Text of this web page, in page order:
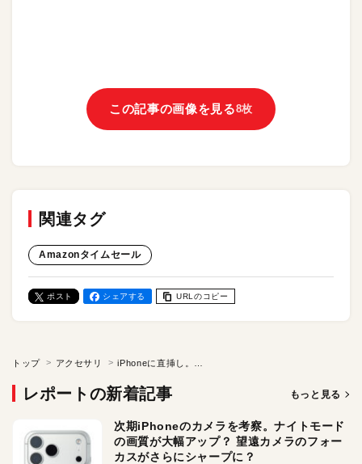
この記事の画像を見る8枚
関連タグ
Amazonタイムセール
ポスト シェアする URLのコピー
トップ アクセサリ
レポートの新着記事 もっと見る
次期iPhoneのカメラを考察。ナイトモード
の画質が大幅アップ？ 望遠カメラのフォー
カスがさらにシャープに？